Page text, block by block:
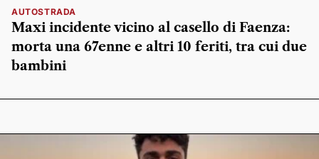
AUTOSTRADA
Maxi incidente vicino al casello di Faenza:
morta una 67enne e altri 10 feriti, tra cui due
bambini